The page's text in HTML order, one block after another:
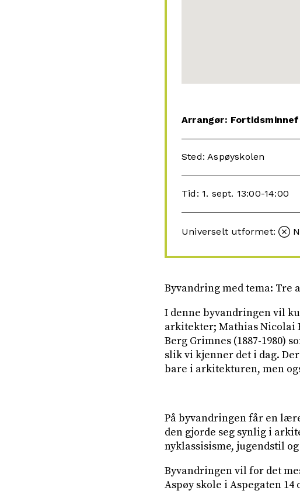
Arrangør:
Sted: Aspøyskolen
Tid: 1. sept. 13:00-14:00
Universelt utformet:
Byvandring med tema:
I denne byvandringen vil
arkitekter; Mathias Nicolai
Berg Grimnes (1887-1980)
slik vi kjenner det i dag.
bare i arkitekturen, men
På byvandringen får en
den gjorde seg synlig i
nyklassisisme, jugendstil
Byvandringen vil for det
Aspøy skole i Aspegaten